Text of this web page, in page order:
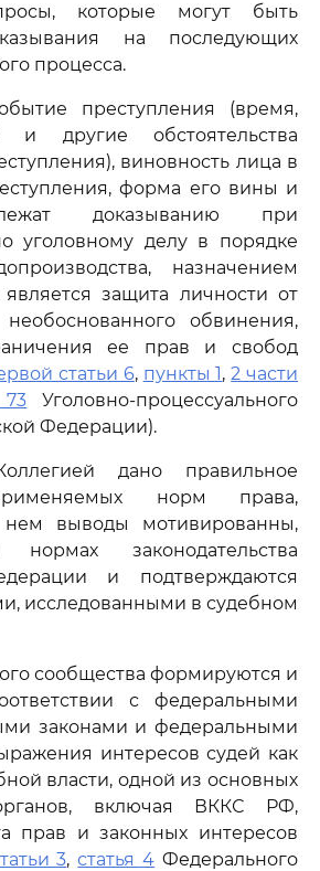
которые могут быть
на последующих
процесса.
преступления (время,
и другие обстоятельства
виновность лица в
форма его вины и
доказыванию при
уголовному делу в порядке
назначением
является защита личности от
обвинения,
ее прав и свобод
статьи 6, пункты 1,2 части
Уголовно-процессуального
Федерации).
дано правильное
норм права,
выводы мотивированны,
законодательства
и подтверждаются
исследованными в судебном
сообщества формируются и
с федеральными
законами и федеральными
интересов судей как
власти, одной из основных
включая ВККС РФ,
прав и законных интересов
3,статья 4 Федерального